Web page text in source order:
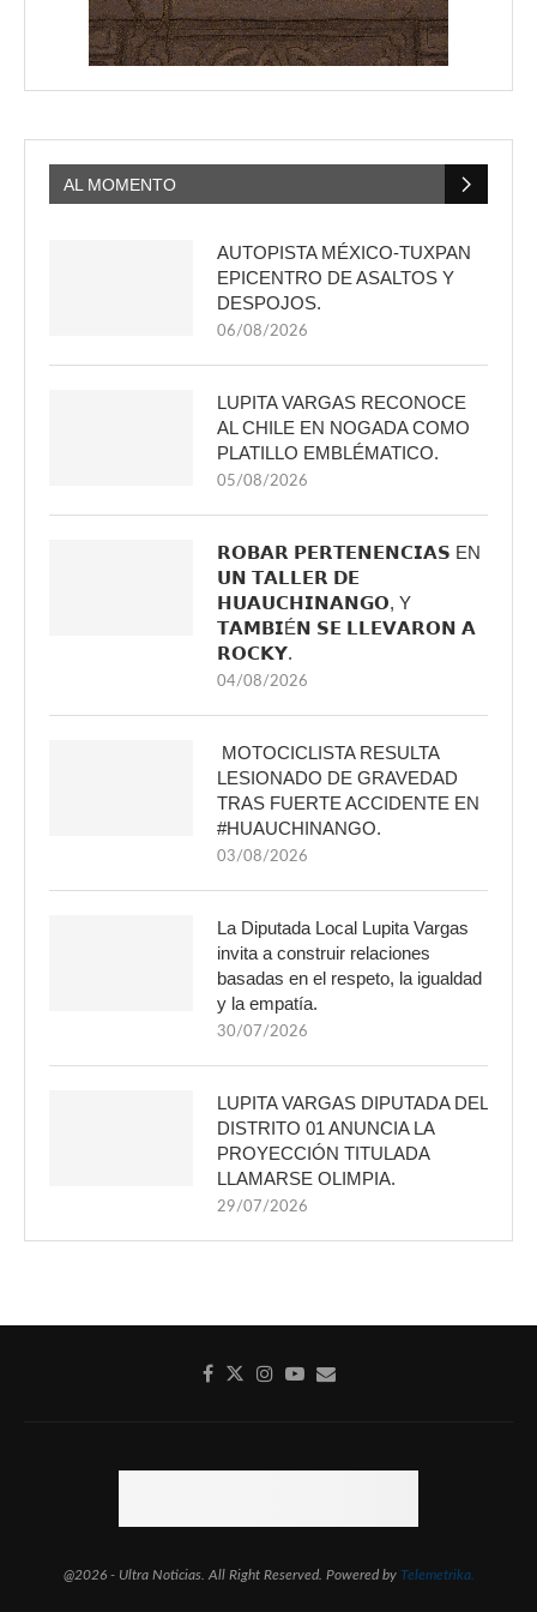
AL MOMENTO
AUTOPISTA MÉXICO-TUXPAN
EPICENTRO DE ASALTOS Y
DESPOJOS.
06/08/2026
LUPITA VARGAS RECONOCE
AL CHILE EN NOGADA COMO
PLATILLO EMBLÉMATICO.
05/08/2026
𝗥𝗢𝗕𝗔𝗥 𝗣𝗘𝗥𝗧𝗘𝗡𝗘𝗡𝗖𝗜𝗔𝗦 EN
𝗨𝗡 𝗧𝗔𝗟𝗟𝗘𝗥 𝗗𝗘
𝗛𝗨𝗔𝗨𝗖𝗛𝗜𝗡𝗔𝗡𝗚𝗢, Y
𝗧𝗔𝗠𝗕𝗜É𝗡 𝗦𝗘 𝗟𝗟𝗘𝗩𝗔𝗥𝗢𝗡 𝗔
𝗥𝗢𝗖𝗞𝗬.
04/08/2026
MOTOCICLISTA RESULTA
LESIONADO DE GRAVEDAD
TRAS FUERTE ACCIDENTE EN
#HUAUCHINANGO.
03/08/2026
La Diputada Local Lupita Vargas
invita a construir relaciones
basadas en el respeto, la igualdad
y la empatía.
30/07/2026
LUPITA VARGAS DIPUTADA DEL
DISTRITO 01 ANUNCIA LA
PROYECCIÓN TITULADA
LLAMARSE OLIMPIA.
29/07/2026
@2026 - Ultra Noticias. All Right Reserved. Powered by Telemetrika.